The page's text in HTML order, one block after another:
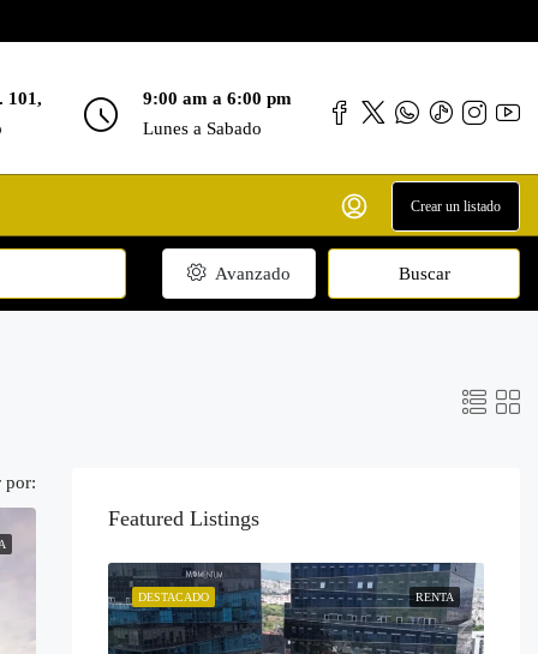
101,
9:00 am a 6:00 pm
Lunes a Sabado
Crear un listado
Avanzado Buscar
por:
Featured Listings
RENTA
DESTACADO